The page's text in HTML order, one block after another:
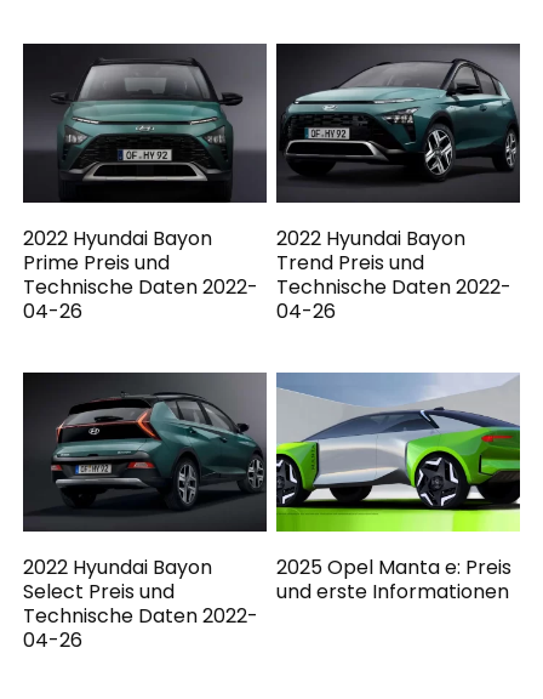
2022 Hyundai Bayon
Prime Preis und
Technische Daten 2022-
04-26
2022 Hyundai Bayon
Trend Preis und
Technische Daten 2022-
04-26
2022 Hyundai Bayon
Select Preis und
Technische Daten 2022-
04-26
2025 Opel Manta e: Preis
und erste Informationen